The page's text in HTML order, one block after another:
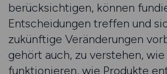
berücksichtigen, können
Entscheidungen treffen und
zukünftige Veränderungen
gehört auch, zu verstehen,
funktionieren, wie Produkte